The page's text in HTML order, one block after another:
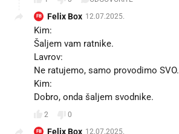
FB Felix Box 12.07.2025.
Kim:
Šaljem vam ratnike.
Lavrov:
Ne ratujemo, samo provodimo SVO.
Kim:
Dobro, onda šaljem svodnike.
2 0
FB Felix Box 12.07.2025.